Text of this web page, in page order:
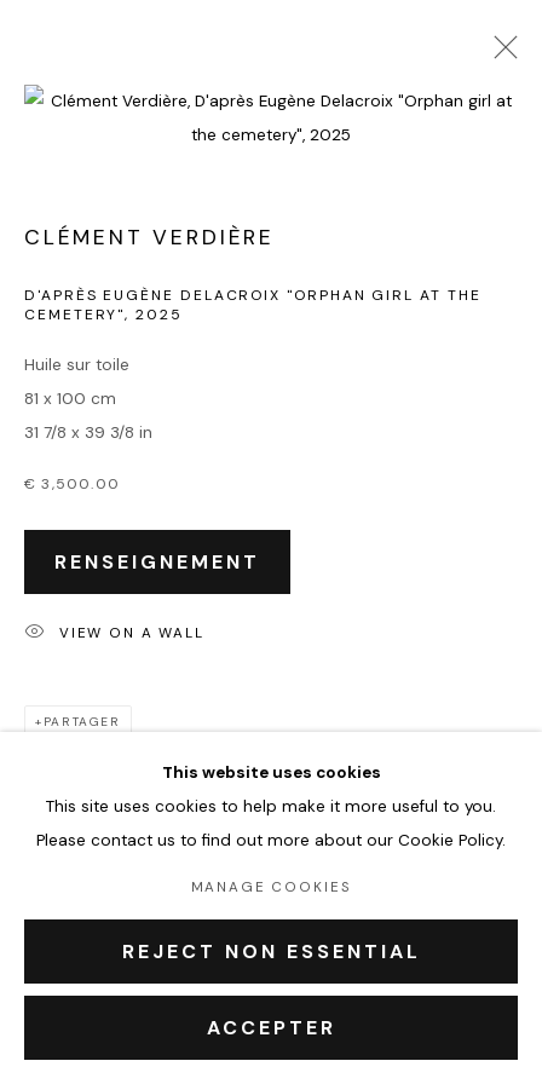
ŒUVRES PRÉSENTATION
Accueil
Oeuvres
Expositions
Leasing art
Privatisation et location
À propos
Contact Outsiders Rouen
PRIVACY POLICY
This website uses cookies
This site uses cookies to help make it more useful to you.
Please contact us to find out more about our Cookie Policy.
MANAGE COOKIES
REJECT NON ESSENTIAL
ACCEPTER
CLÉMENT VERDIÈRE
D'APRÈS EUGÈNE DELACROIX "ORPHAN GIRL AT THE
CEMETERY",2025
Huile sur toile
81 x 100 cm
31 7/8 x 39 3/8 in
€ 3,500.00
RENSEIGNEMENT
VIEW ON A WALL
PARTAGER